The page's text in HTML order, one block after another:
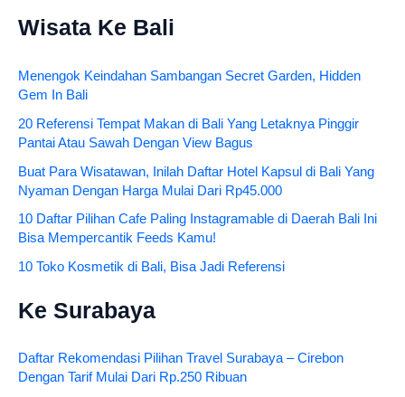
Wisata Ke Bali
Menengok Keindahan Sambangan Secret Garden, Hidden
Gem In Bali
20 Referensi Tempat Makan di Bali Yang Letaknya Pinggir
Pantai Atau Sawah Dengan View Bagus
Buat Para Wisatawan, Inilah Daftar Hotel Kapsul di Bali Yang
Nyaman Dengan Harga Mulai Dari Rp45.000
10 Daftar Pilihan Cafe Paling Instagramable di Daerah Bali Ini
Bisa Mempercantik Feeds Kamu!
10 Toko Kosmetik di Bali, Bisa Jadi Referensi
Ke Surabaya
Daftar Rekomendasi Pilihan Travel Surabaya – Cirebon
Dengan Tarif Mulai Dari Rp.250 Ribuan